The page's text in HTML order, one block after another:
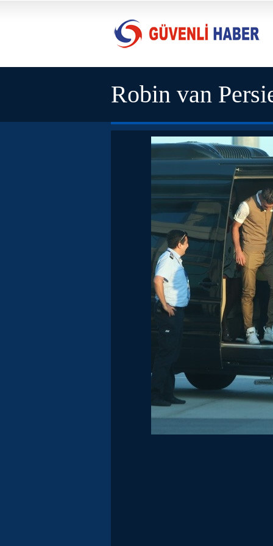
Robin van